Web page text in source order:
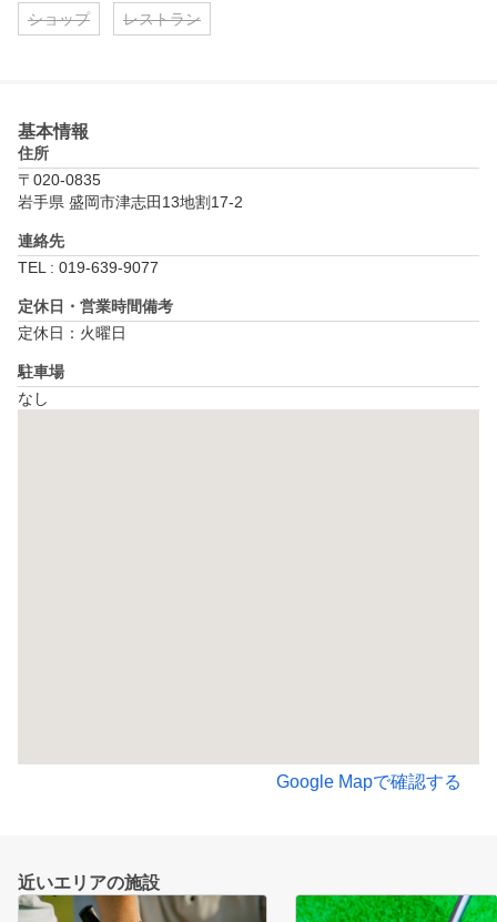
ショップ レストラン
基本情報
住所
〒020-0835
岩手県 盛岡市津志田13地割17-2
連絡先
TEL : 019-639-9077
定休日・営業時間備考
定休日：火曜日
駐車場
なし
Google Mapで確認する
近いエリアの施設